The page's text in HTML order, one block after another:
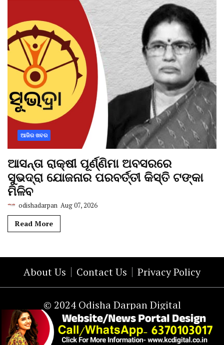
ଆଜିର ଖବର
ଆସନ୍ତା ରାକ୍ଷୀ ପୂର୍ଣ୍ଣିମା ଅବସରରେ
ସୁଭଦ୍ରା ଯୋଜନାର ପରବର୍ତ୍ତୀ କିସ୍ତି ଟଙ୍କା
ମିଳିବ
odishadarpan Aug 07, 2026
Read More
About Us Contact Us Privacy Policy
© 2024 Odisha Darpan Digital